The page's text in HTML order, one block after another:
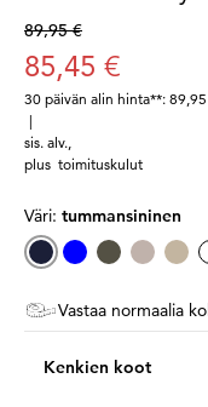
89,95 €
85,45 €
30 päivän alin hinta**:
|
sis. alv.
plus toimituskulut
Väri: tummansininen
Vastaa normaalia
Kenkien koot